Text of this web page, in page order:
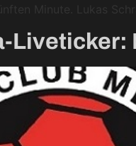
Minute. Lukas
Liveticker: